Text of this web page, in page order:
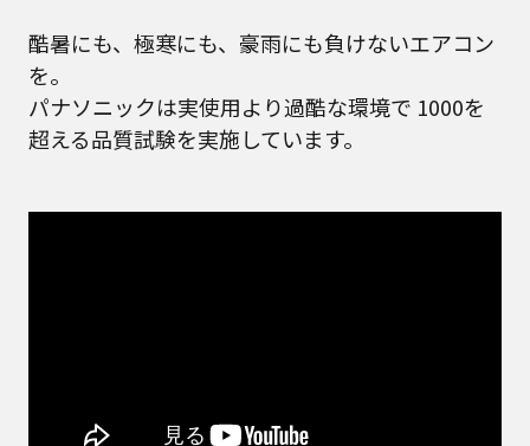
酷暑にも、極寒にも、豪雨にも負けないエアコン
を。
パナソニックは実使用より過酷な環境で 1000を
超える品質試験を実施しています。